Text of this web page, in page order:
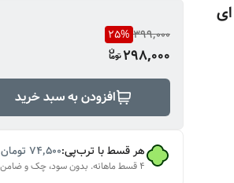
399,000
25%
298,000
افزودن به سبد خرید
هر قسط با ترب‌پی:۷۴٬۵۰۰ تومان
۴ قسط ماهانه. بدون سود، چک و ضامن.